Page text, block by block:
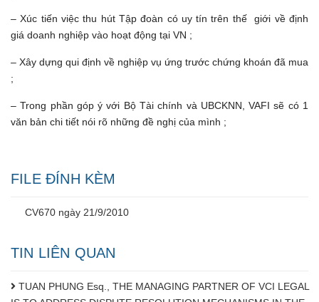
– Xúc tiến việc thu hút Tập đoàn có uy tín trên thế giới về định
giá doanh nghiệp vào hoạt động tại VN ;
– Xây dựng qui định về nghiệp vụ ứng trước chứng khoán đã mua
;
– Trong phần góp ý với Bộ Tài chính và UBCKNN, VAFI sẽ có 1
văn bản chi tiết nói rõ những đề nghị của mình ;
FILE ĐÍNH KÈM
CV670 ngày 21/9/2010
TIN LIÊN QUAN
TUAN PHUNG Esq., THE MANAGING PARTNER OF VCI LEGAL